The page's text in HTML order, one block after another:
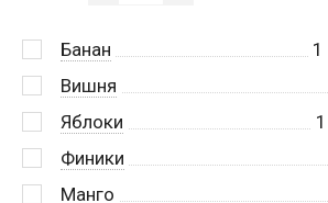
Банан 1
Вишня
Яблоки
1
Финики
Манго